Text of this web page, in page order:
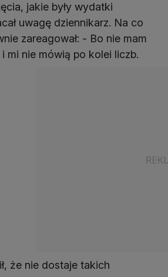
jakie były wydatki
uwagę dziennikarz. Na co
zareagował: - Bo nie mam
mi nie mówią po kolei liczb.
że nie dostaje takich